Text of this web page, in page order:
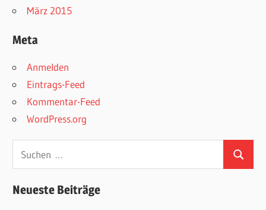
März 2015
Meta
Anmelden
Eintrags-Feed
Kommentar-Feed
WordPress.org
Suchen
nach:
Suchen
Neueste Beiträge